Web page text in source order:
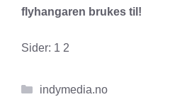
flyhangaren brukes til!
Sider: 1 2
Kategorier
indymedia.no